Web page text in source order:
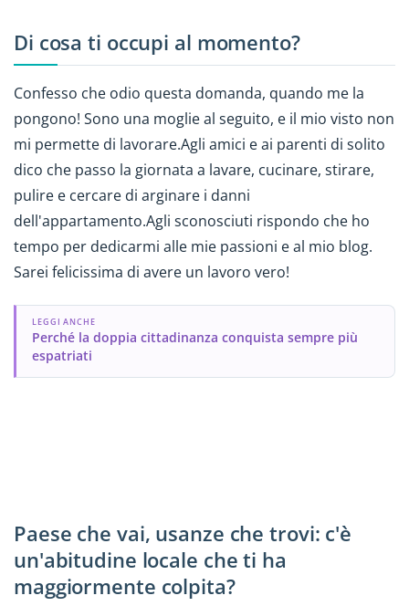
Di cosa ti occupi al momento?
Confesso che odio questa domanda, quando me la
pongono! Sono una moglie al seguito, e il mio visto non
mi permette di lavorare.Agli amici e ai parenti di solito
dico che passo la giornata a lavare, cucinare, stirare,
pulire e cercare di arginare i danni
dell'appartamento.Agli sconosciuti rispondo che ho
tempo per dedicarmi alle mie passioni e al mio blog.
Sarei felicissima di avere un lavoro vero!
LEGGI ANCHE
Perché la doppia cittadinanza conquista sempre più
espatriati
Paese che vai, usanze che trovi: c'è
un'abitudine locale che ti ha
maggiormente colpita?